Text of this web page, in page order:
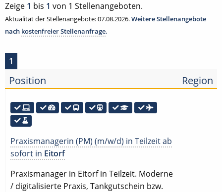
Zeige 1 bis 1 von 1 Stellenangeboten.
Aktualität der Stellenangebote: 07.08.2026.Weitere Stellenangebote
nach kostenfreier Stellenanfrage.
1
Position Region
Praxismanagerin (PM) (m/w/d) in Teilzeit ab
sofort in Eitorf
Praxismanager in Eitorf in Teilzeit. Moderne
/ digitalisierte Praxis, Tankgutschein bzw.